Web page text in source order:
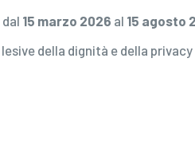
15 marzo 2026 al 15 agosto
della dignità e della